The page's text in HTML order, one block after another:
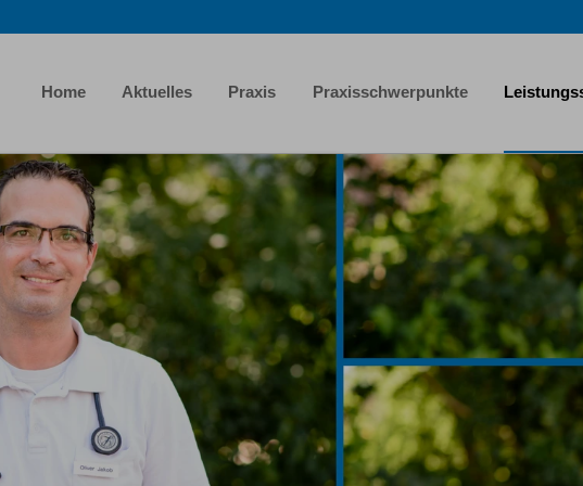
Home Aktuelles Praxis Praxisschwerpunkte